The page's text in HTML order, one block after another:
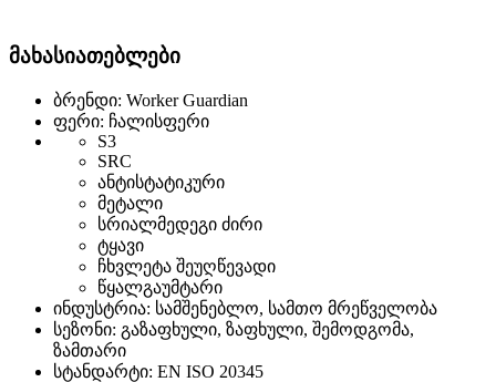
მახასიათებლები
ბრენდი: Worker Guardian
ფერი: ჩალისფერი
S3
SRC
ანტისტატიკური
მეტალი
სრიალმედეგი ძირი
ტყავი
ჩხვლეტა შეუღწევადი
წყალგაუმტარი
ინდუსტრია: სამშენებლო, სამთო მრეწველობა
სეზონი: გაზაფხული, ზაფხული, შემოდგომა,
ზამთარი
სტანდარტი: EN ISO 20345